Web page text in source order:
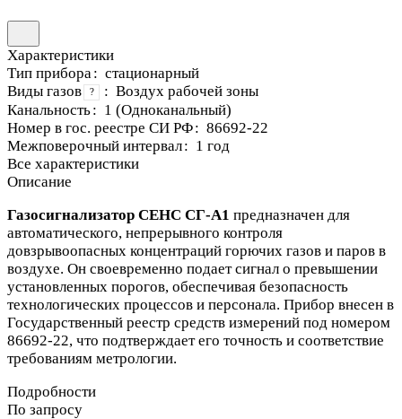
Характеристики
Тип прибора : стационарный
Виды газов
? : Воздух рабочей зоны
Канальность: 1 (Одноканальный)
Номер в гос. реестре СИ РФ: 86692-22
Межповерочный интервал: 1 год
Все характеристики
Описание
Газосигнализатор СЕНС СГ-А1 предназначен для
автоматического, непрерывного контроля
довзрывоопасных концентраций горючих газов и паров в
воздухе. Он своевременно подает сигнал о превышении
установленных порогов, обеспечивая безопасность
технологических процессов и персонала. Прибор внесен в
Государственный реестр средств измерений под номером
86692-22, что подтверждает его точность и соответствие
требованиям метрологии.
Подробности
По запросу